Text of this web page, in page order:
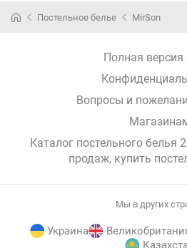
Постельное белье MirSon
Полная версия
Вопросы и
Каталог постельного белья
продаж, купить
Мы в других
Украина